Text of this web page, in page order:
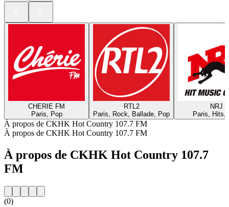
CHERIE FM
Paris, Pop
RTL2
Paris, Rock, Ballade, Pop
NRJ
Paris, Hits,
À propos de CKHK Hot Country 107.7 FM
À propos de CKHK Hot Country 107.7 FM
À propos de CKHK Hot Country 107.7
FM
(0)